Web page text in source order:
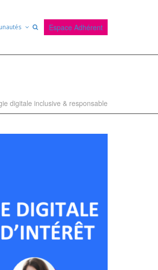
Espace Adhérent
digitale inclusive & responsable